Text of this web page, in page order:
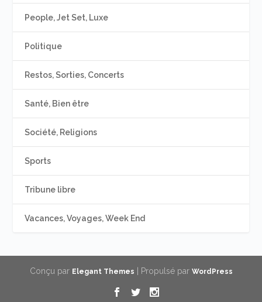
People, Jet Set, Luxe
Politique
Restos, Sorties, Concerts
Santé, Bien être
Société, Religions
Sports
Tribune libre
Vacances, Voyages, Week End
Conçu par Elegant Themes | Propulsé par WordPress